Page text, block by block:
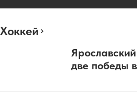
Хоккей
две победы